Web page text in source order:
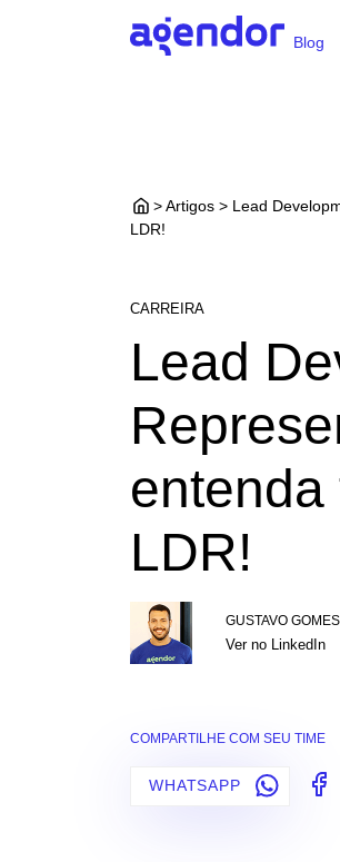
Blog
> Artigos > Lead
LDR!
CARREIRA
Lead
entenda
LDR!
GUSTAVO GOMES
Ver no LinkedIn
COMPARTILHE COM SEU TIME
WHATSAPP